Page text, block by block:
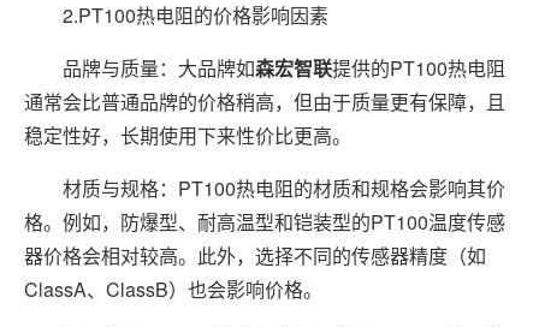
2.PT100热电阻的价格影响因素
品牌与质量：大品牌如森宏智联提供的PT100热电阻
通常会比普通品牌的价格稍高，但由于质量更有保障，且
稳定性好，长期使用下来性价比更高。
材质与规格：PT100热电阻的材质和规格会影响其价
格。例如，防爆型、耐高温型和铠装型的PT100温度传感
器价格会相对较高。此外，选择不同的传感器精度（如
ClassA、ClassB）也会影响价格。